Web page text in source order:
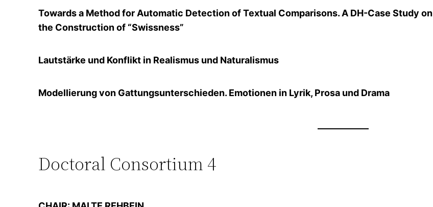
Towards a Method for Automatic Detection of Textual Comparisons. A DH-Case Study on
the Construction of “Swissness”
Lautstärke und Konflikt in Realismus und Naturalismus
Modellierung von Gattungsunterschieden. Emotionen in Lyrik, Prosa und Drama
Doctoral Consortium 4